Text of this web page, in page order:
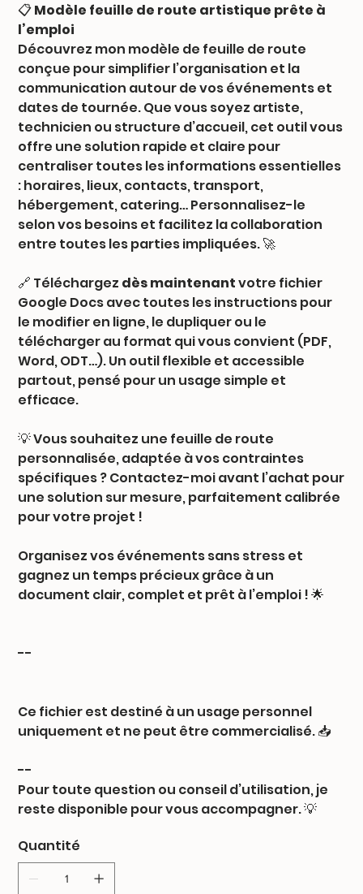
📋Modèle feuille de route artistique prête à
l’emploi
Découvrez mon modèle de feuille de route
conçue pour simplifier l’organisation et la
communication autour de vos événements et
dates de tournée. Que vous soyez artiste,
technicien ou structure d’accueil, cet outil vous
offre une solution rapide et claire pour
centraliser toutes les informations essentielles
: horaires, lieux, contacts, transport,
hébergement, catering… Personnalisez-le
selon vos besoins et facilitez la collaboration
entre toutes les parties impliquées. 🚀
🔗 Téléchargez dès maintenantvotre fichier
Google Docs avec toutes les instructions pour
le modifier en ligne, le dupliquer ou le
télécharger au format qui vous convient (PDF,
Word, ODT…). Un outil flexible et accessible
partout, pensé pour un usage simple et
efficace.
💡 Vous souhaitez une feuille de route
personnalisée, adaptée à vos contraintes
spécifiques ? Contactez-moi avant l’achat pour
une solution sur mesure, parfaitement calibrée
pour votre projet !
Organisez vos événements sans stress et
gagnez un temps précieux grâce à un
document clair, complet et prêt à l’emploi ! 🌟
--
Ce fichier est destiné à un usage personnel
uniquement et ne peut être commercialisé. 📥
--
Pour toute question ou conseil d’utilisation, je
reste disponible pour vous accompagner. 💡
Quantité